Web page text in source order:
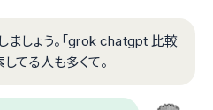
ましょう。「grok chatgpt 比較
てる人も多くて。